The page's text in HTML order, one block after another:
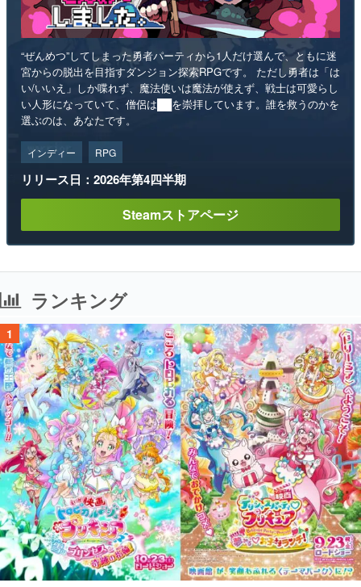
“ぜんめつ”してしまった勇者パーティから1人だけ選んで、ともに迷
宮からの脱出を目指すダンジョン探索RPGです。 ただし勇者は「は
い/いいえ」しか喋れず、魔法使いは魔法が使えず、戦士は可愛らし
い人形になっていて、僧侶は██を崇拝しています。誰を救うのかを
選ぶのは、あなたです。
インディー RPG
リリース日：2026年第4四半期
Steamストアページ
ランキング
1